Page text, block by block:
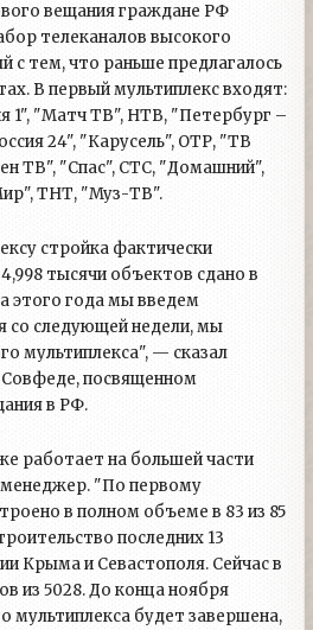
вещания граждане РФ
телеканалов высокого
с тем, что раньше предлагалось
В первый мультиплекс входят:
1", "Матч ТВ", НТВ, "Петербург –
24", "Карусель", ОТР, "ТВ
ТВ", "Спас", СТС, "Домашний",
ТНТ, "Муз-ТВ".
стройка фактически
тысячи объектов сдано в
этого года мы введем
со следующей недели, мы
мультиплекса", — сказал
посвященном
в РФ.
работает на большей части
"По первому
в полном объеме в 83 из 85
последних 13
Крыма и Севастополя. Сейчас в
из 5028. До конца ноября
мультиплекса будет завершена,